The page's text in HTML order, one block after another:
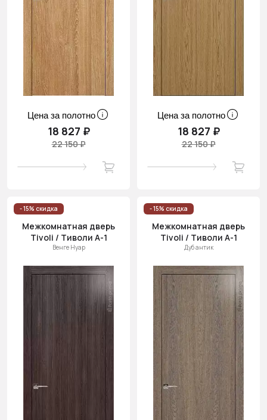
Цена за полотно
18 827 ₽
22 150 ₽
Цена за полотно
18 827 ₽
22 150 ₽
- 15% скидка
Межкомнатная дверь
Tivoli / Тиволи А-1
Венге Нуар
- 15% скидка
Межкомнатная дверь
Tivoli / Тиволи А-1
Дуб антик